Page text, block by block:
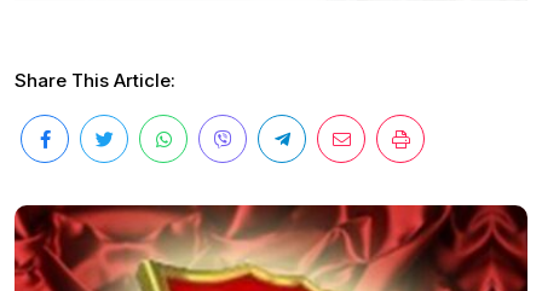
Share This Article: